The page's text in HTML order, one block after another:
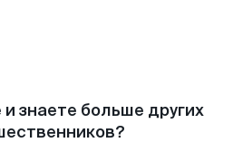
знаете больше других